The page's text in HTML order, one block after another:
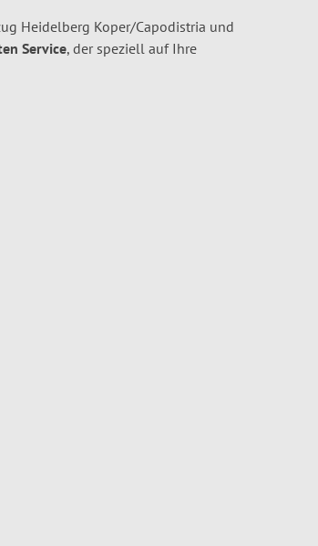
Heidelberg Koper/Capodistria und
Service, der speziell auf Ihre